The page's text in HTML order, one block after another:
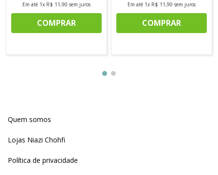
Em até 1x R$ 11,90 sem juros
COMPRAR
Em até 1x R$ 11,90 sem juros
COMPRAR
Quem somos
Lojas Niazi Chohfi
Política de privacidade